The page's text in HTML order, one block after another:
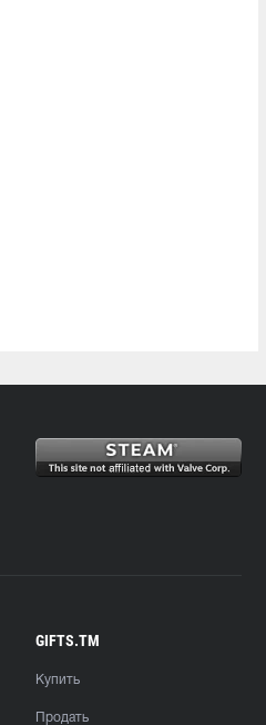
GIFTS.TM
Купить
Продать